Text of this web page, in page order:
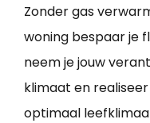
Zonder gas
woning bespaar je
neem je jouw
klimaat en
optimaal